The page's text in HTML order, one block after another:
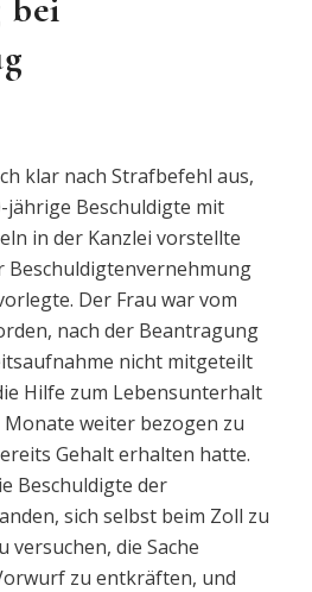
klar nach Strafbefehl aus,
jährige Beschuldigte mit
in der Kanzlei vorstellte
Beschuldigtenvernehmung
Der Frau war vom
nach der Beantragung
nicht mitgeteilt
Hilfe zum Lebensunterhalt
Monate weiter bezogen zu
Gehalt erhalten hatte.
Beschuldigte der
sich selbst beim Zoll zu
versuchen, die Sache
zu entkräften, und